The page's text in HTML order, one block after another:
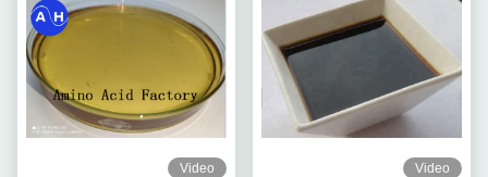
Video Video